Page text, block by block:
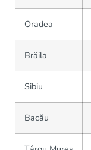
Oradea
Brăila
Sibiu
Bacău